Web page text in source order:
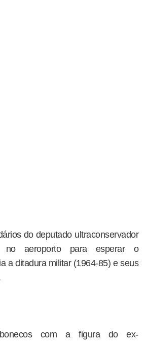
do deputado ultraconservador
no aeroporto para esperar o
a ditadura militar (1964-85) e seus
com a figura do ex-